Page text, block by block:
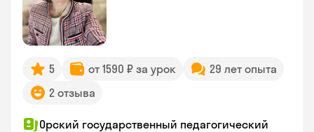
5 от 1590 ₽ за урок
29 лет опыта
2 отзыва
Орский государственный педагогический